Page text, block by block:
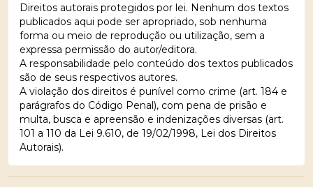
Direitos autorais protegidos por lei. Nenhum dos textos
publicados aqui pode ser apropriado, sob nenhuma
forma ou meio de reprodução ou utilização, sem a
expressa permissão do autor/editora.
A responsabilidade pelo conteúdo dos textos publicados
são de seus respectivos autores.
A violação dos direitos é punível como crime (art. 184 e
parágrafos do Código Penal), com pena de prisão e
multa, busca e apreensão e indenizações diversas (art.
101 a 110 da Lei 9.610, de 19/02/1998, Lei dos Direitos
Autorais).